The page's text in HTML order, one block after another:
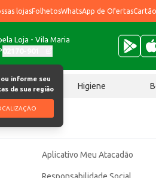
lojasFolhetosWhatsApp de Ofertas
Loja - Vila Maria
informe seu
da sua região
Higiene
Aplicativo Meu Atacadão